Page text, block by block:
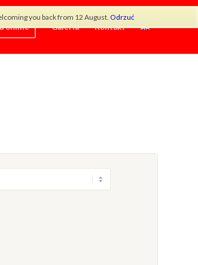
you back from 12 August. Odrzuć
online Galeria Kontakt